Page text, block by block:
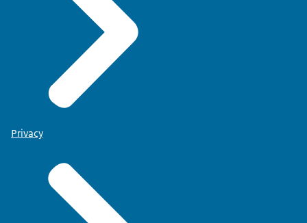
Privacy